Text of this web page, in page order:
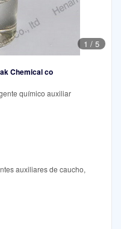
1 / 5
Chemical co
químico auxiliar
auxiliares de caucho,